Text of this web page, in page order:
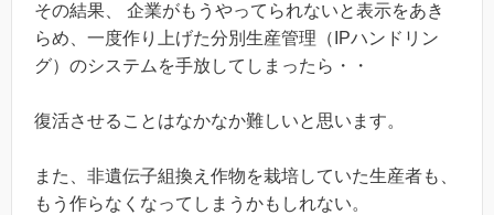
その結果、 企業がもうやってられないと表示をあき
らめ、一度作り上げた分別生産管理（IPハンドリン
グ）のシステムを手放してしまったら・・
復活させることはなかなか難しいと思います。
また、非遺伝子組換え作物を栽培していた生産者も、
もう作らなくなってしまうかもしれない。